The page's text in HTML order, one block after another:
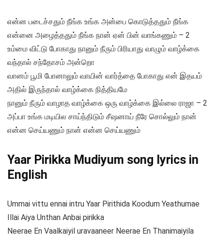
என்ன படைச்சதும் நீங்க உங்க அன்பை கொடுத்ததும் நீங்க
என்னை அழைத்ததும் நீங்க நான் ஏன் பின் வாங்கணும் – 2
உம்மை விட்டு போகாது நானும் நீரும் பிரியாது வாழும் வாழ்க்கை
வந்தால் சந்தோசம் அன்றொ
வானம் பூமி போனாலும் வாயின் வார்த்தை போகாது என் இதயம்
அதில் இருந்தால் வாழ்க்கை நித்தியமே
நானும் நீரும் வாழாத வாழ்க்கை ஒரு வாழ்க்கை இல்லை ராஜா – 2
அப்பா உங்க மடியில சாய்ந்திடும் சீஷனாய் நீரே சொல்லும் நான்
என்ன செய்யணும் நான் என்ன செய்யணும்
Yaar Pirikka Mudiyum song lyrics in
English
Ummai vittu ennai intru Yaar Pirithida Koodum Yeathumae
Illai Aiya Unthan Anbai pirikka
Neerae En Vaalkaiyil uravaaneer Neerae En Thanimaiyila